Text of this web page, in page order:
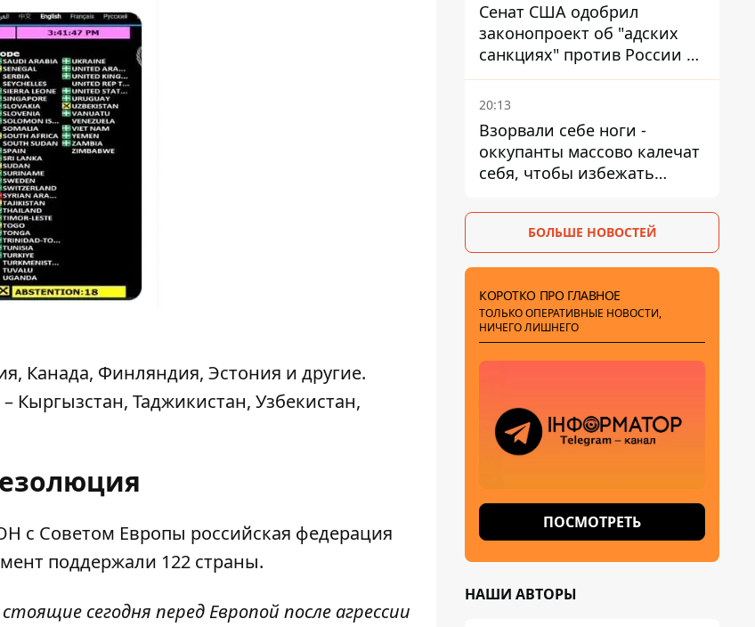
Канада, Финляндия, Эстония и другие.
Кыргызстан, Таджикистан, Узбекистан,
с Советом Европы российская федерация
поддержали 122 страны.
сегодня перед Европой после агрессии
Сенат США одобрил
законопроект об "адских
санкциях" против России и
Ирана
20:13
Взорвали себе ноги -
оккупанты массово калечат
себя, чтобы избежать
БОЛЬШЕ НОВОСТЕЙ
КОРОТКО ПРО ГЛАВНОЕ
ТОЛЬКО ОПЕРАТИВНЫЕ НОВОСТИ,
НИЧЕГО ЛИШНЕГО
ПОСМОТРЕТЬ
НАШИ АВТОРЫ